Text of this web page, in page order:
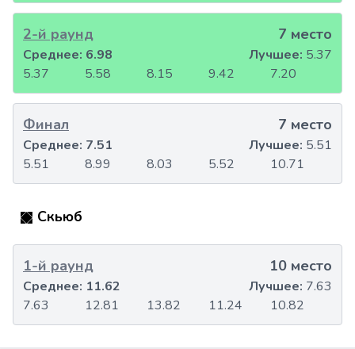
2-й раунд 7 место
5.37 5.58 8.15 9.42 7.20
Среднее: 6.98 Лучшее: 5.37
Финал 7 место
5.51 8.99 8.03 5.52 10.71
Среднее: 7.51 Лучшее: 5.51
Скьюб
1-й раунд 10 место
7.63 12.81 13.82 11.24 10.82
Среднее: 11.62 Лучшее: 7.63